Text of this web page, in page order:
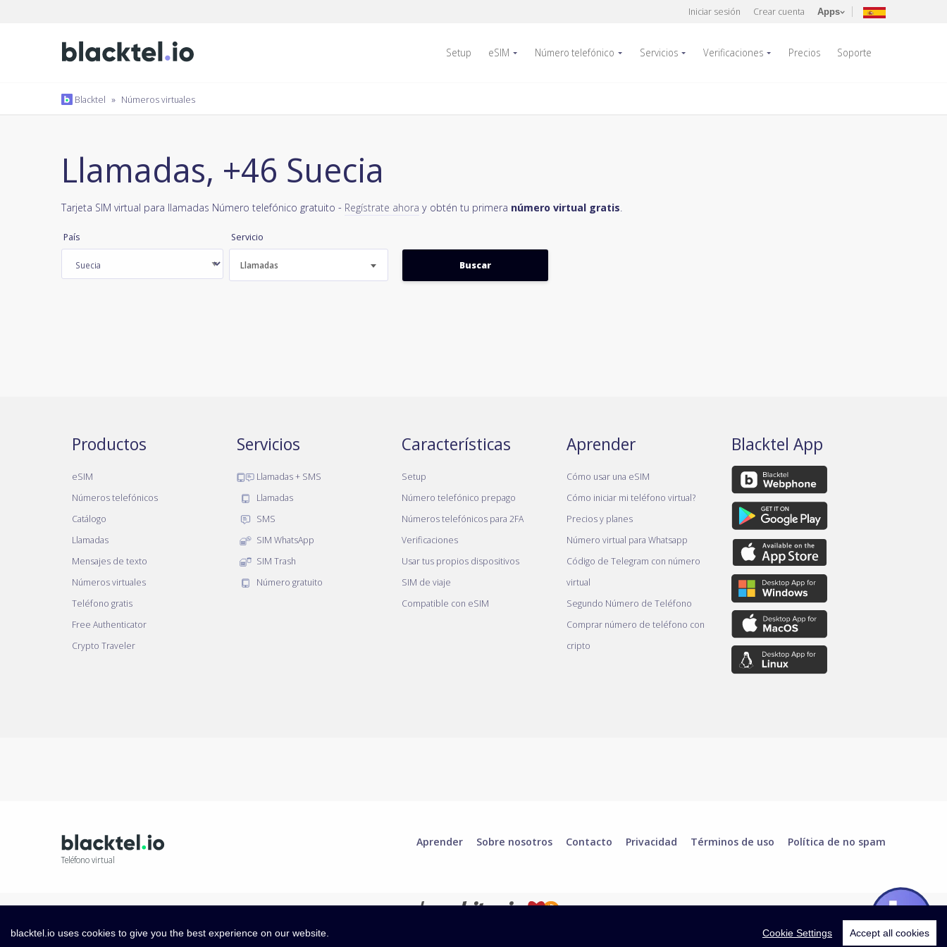
Iniciar sesión Crear cuenta Apps
Setup eSIM Número telefónico Servicios Verificaciones Precios Soporte
Blacktel » Números virtuales
Llamadas, +46 Suecia
Tarjeta SIM virtual para llamadas Número telefónico gratuito - Regístrate ahora y obtén tu primera número virtual gratis.
País Servicio
Llamadas
Productos
eSIM
Números telefónicos
Catálogo
Llamadas
Mensajes de texto
Números virtuales
Teléfono gratis
Free Authenticator
Crypto Traveler
Servicios
Llamadas + SMS
Llamadas
SMS
SIM WhatsApp
SIM Trash
Número gratuito
Características
Setup
Número telefónico prepago
Números telefónicos para 2FA
Verificaciones
Usar tus propios dispositivos
SIM de viaje
Compatible con eSIM
Aprender
Cómo usar una eSIM
Cómo iniciar mi teléfono virtual?
Precios y planes
Número virtual para Whatsapp
Código de Telegram con número
virtual
Segundo Número de Teléfono
Comprar número de teléfono con
cripto
Blacktel App
Teléfono virtual
Aprender Sobre nosotros Contacto Privacidad Términos de uso Política de no spam
blacktel.io uses cookies to give you the best experience on our website. Cookie Settings Accept all cookies